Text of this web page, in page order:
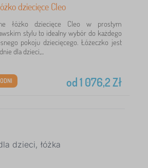
dziecięce Cleo
łóżko dziecięce Cleo w prostym
stylu to idealny wybór do każdego
pokoju dziecięcego. Łóżeczko jest
dla dzieci,...
od1 076,2 Zł
dzieci, łóżka